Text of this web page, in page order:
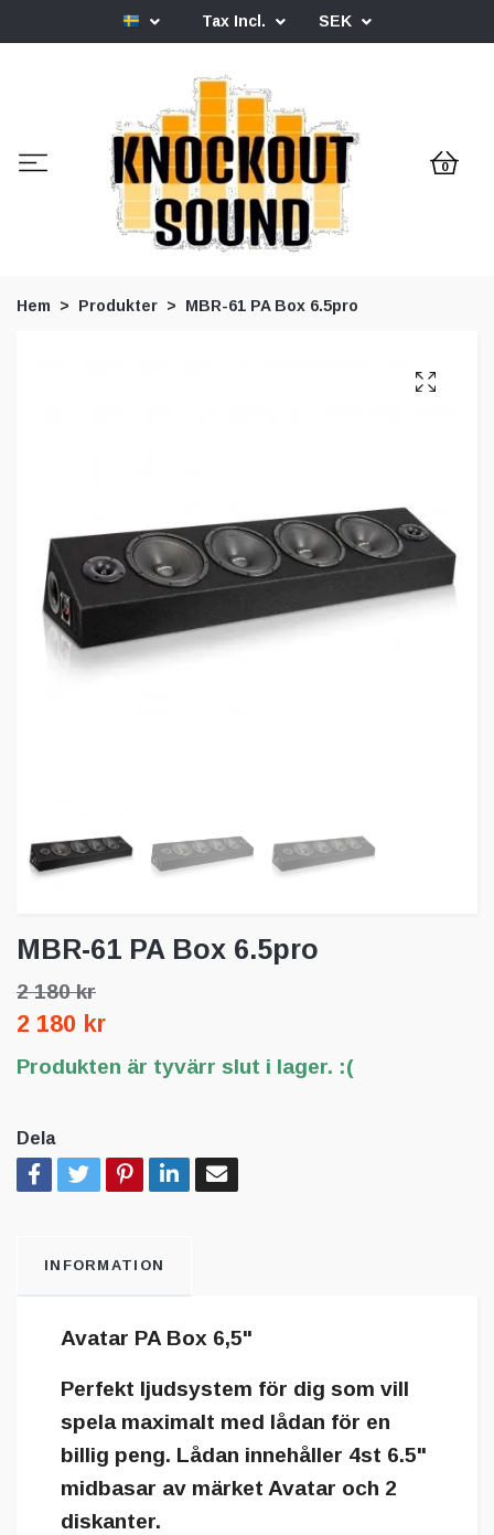
Tax Incl. SEK
0
Hem Produkter MBR-61 PA Box 6.5pro
MBR-61 PA Box 6.5pro
2 180 kr
2 180 kr
Produkten är tyvärr slut i lager. :(
Dela
INFORMATION
Avatar PA Box 6,5"
Perfekt ljudsystem för dig som vill
spela maximalt med lådan för en
billig peng. Lådan innehåller 4st 6.5"
midbasar av märket Avatar och 2
diskanter.